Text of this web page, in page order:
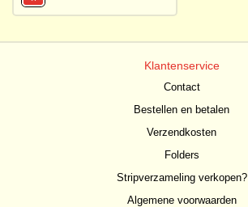
Klantenservice
Contact
Bestellen en betalen
Verzendkosten
Folders
Stripverzameling verkopen?
Algemene voorwaarden